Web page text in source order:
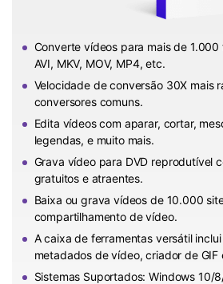
Converte vídeos para mais de
AVI, MKV, MOV, MP4, etc.
Velocidade de conversão 30X mais
conversores comuns.
Edita vídeos com aparar, cortar,
legendas, e muito mais.
Grava vídeo para DVD reprodutível
gratuitos e atraentes.
Baixa ou grava vídeos de 10.000
compartilhamento de vídeo.
A caixa de ferramentas versátil
metadados de vídeo, criador de
Sistemas Suportados: Windows 10/